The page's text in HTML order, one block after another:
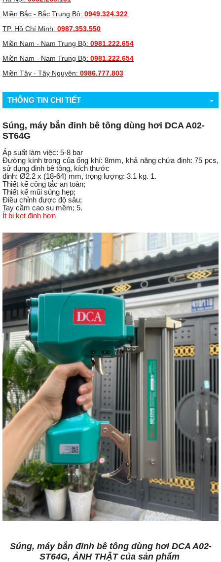
Miền Bắc - Bắc Trung Bộ: 0949.324.322
TP. Hồ Chí Minh: 0987.353.550
Miền Nam - Nam Trung Bộ: 0981.222.654
Miền Nam - Nam Trung Bộ: 0981.222.654
Miền Tây - Tây Nguyên: 0986.777.803
THÔNG TIN CHI TIẾT -
Súng, máy bắn đinh bê tông dùng hơi DCA A02-
ST64G
Áp suất làm việc: 5-8 bar
Đường kính trong của ống khí: 8mm, khả năng chứa đinh: 75 pcs,
sử dụng đinh bê tông, kích thước
đinh: Ø2.2 x (18-64) mm, trọng lượng: 3.1 kg. 1.
Thiết kế công tắc an toàn;
Thiết kế mũi súng hẹp;
Điều chỉnh được độ sâu;
Tay cầm cao su mềm; 5.
Ít bị kẹt đinh hơn
Súng, máy bắn đinh bê tông dùng hơi DCA A02-
ST64G, ẢNH THẬT của sản phẩm